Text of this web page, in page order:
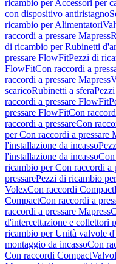
ricambio per Accessori per
con dispositivo antiristagno
ricambio per Alimentatori
raccordi a pressare Mapress
di ricambio per Rubinetti
pressare FlowFitPezzi di
FlowFitCon raccordi a
raccordi a pressare Mapress
scaricoRubinetti a sfera
raccordi a pressare FlowFit
pressare FlowFitCon
raccordi a pressareCon
per Con raccordi a pressare
l'installazione da incasso
l'installazione da incasso
ricambio per Con raccordi a
pressarePezzi di ricambio
VolexCon raccordi Compact
CompactCon raccordi a
raccordi a pressare Mapress
d'intercettazione e collettori
ricambio per Unità valvole
montaggio da incassoCon
Con raccordi Compact